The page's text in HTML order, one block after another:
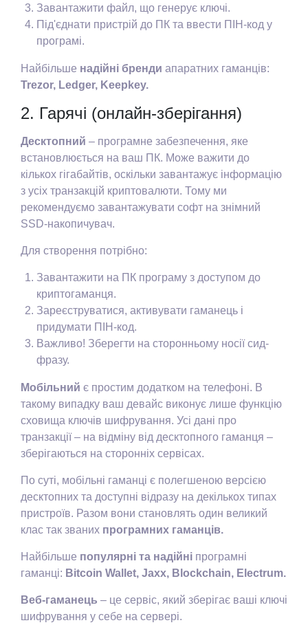
Завантажити файл, що генерує ключі.
Під'єднати пристрій до ПК та ввести ПІН-код у
програмі.
Найбільше надійні бренди апаратних гаманців:
Trezor, Ledger, Keepkey.
2. Гарячі (онлайн-зберігання)
Десктопний – програмне забезпечення, яке
встановлюється на ваш ПК. Може важити до
кількох гігабайтів, оскільки завантажує інформацію
з усіх транзакцій криптовалюти. Тому ми
рекомендуємо завантажувати софт на знімний
SSD-накопичувач.
Для створення потрібно:
Завантажити на ПК програму з доступом до
криптогаманця.
Зареєструватися, активувати гаманець і
придумати ПІН-код.
Важливо! Зберегти на сторонньому носії сид-
фразу.
Мобільний є простим додатком на телефоні. В
такому випадку ваш девайс виконує лише функцію
сховища ключів шифрування. Усі дані про
транзакції – на відміну від десктопного гаманця –
зберігаються на сторонніх сервісах.
По суті, мобільні гаманці є полегшеною версією
десктопних та доступні відразу на декількох типах
пристроїв. Разом вони становлять один великий
клас так званих програмних гаманців.
Найбільше популярні та надійні програмні
гаманці: Bitcoin Wallet, Jaxx, Blockchain, Electrum.
Веб-гаманець – це сервіс, який зберігає ваші ключі
шифрування у себе на сервері.